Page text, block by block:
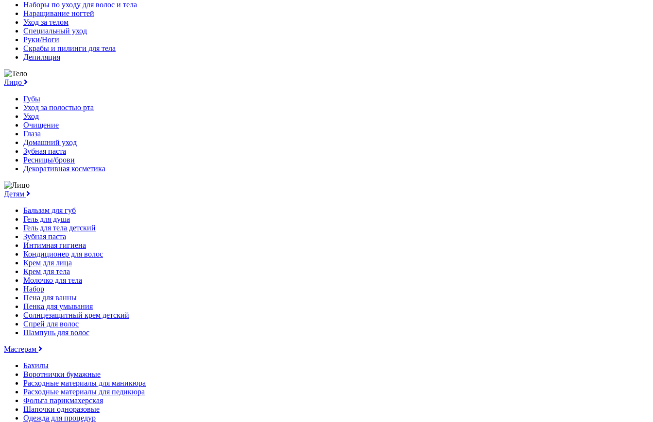
Наборы по уходу для волос и тела
Наращивание ногтей
Уход за телом
Специальный уход
Руки/Ноги
Скрабы и пилинги для тела
Депиляция
Лицо
Губы
Уход за полостью рта
Уход
Очищение
Глаза
Домашний уход
Зубная паста
Ресницы/брови
Декоративная косметика
Детям
Бальзам для губ
Гель для душа
Гель для тела детский
Зубная паста
Интимная гигиена
Кондиционер для волос
Крем для лица
Крем для тела
Молочко для тела
Набор
Пена для ванны
Пенка для умывания
Солнцезащитный крем детский
Спрей для волос
Шампунь для волос
Мастерам
Бахилы
Воротнички бумажные
Расходные материалы для маникюра
Расходные материалы для педикюра
Фольга парикмахерская
Шапочки одноразовые
Одежда для процедур